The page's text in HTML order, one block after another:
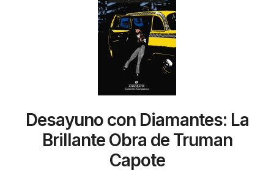
Desayuno con Diamantes: La
Brillante Obra de Truman
Capote